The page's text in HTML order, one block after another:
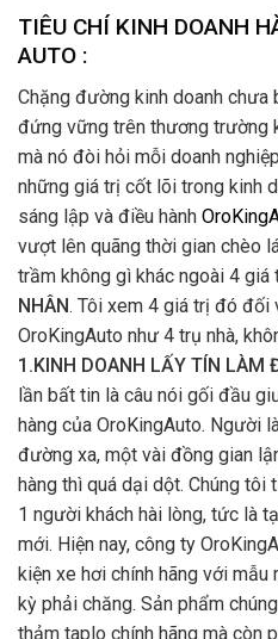
TIÊU CHÍ KINH DOANH
AUTO :
Chặng đường kinh doanh chưa
đứng vững trên thương trường
mà nó đòi hỏi mỗi doanh
những giá trị cốt lõi trong kinh
sáng lập và điều hành
vượt lên quãng thời gian chèo
trầm không gì khác ngoài 4 giá
NHÂN. Tôi xem 4 giá trị đó đối
OroKingAuto như 4 trụ nhà,
1.KINH DOANH LẤY TÍN LÀM
lần bất tin là câu nói gối đầu
hàng của OroKingAuto. Người
đường xa, một vài đồng gian
hàng thì quá dại dột. Chúng tôi
1 người khách hài lòng, tức là
mới. Hiện nay, công ty
kiện xe hơi chính hãng với
kỳ phải chăng. Sản phẩm
thảm taplo chính hãng mà còn